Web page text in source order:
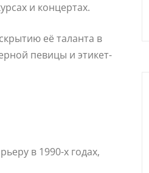
и концертах.
её таланта в
певицы и этикет-
в 1990-х годах,